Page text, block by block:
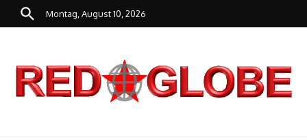
Zum Inhalt springen
Montag, August 10, 2026